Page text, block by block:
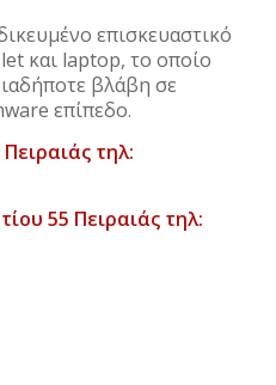
επισκευαστικό
και laptop, το οποίο
βλάβη σε
επίπεδο.
τηλ:
55 Πειραιάς τηλ: